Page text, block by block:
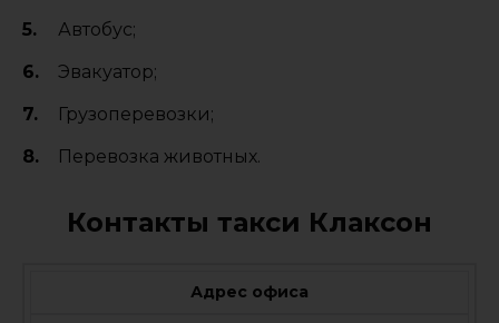
Автобус;
Эвакуатор;
Грузоперевозки;
Перевозка животных.
Контакты такси Клаксон
Адрес офиса